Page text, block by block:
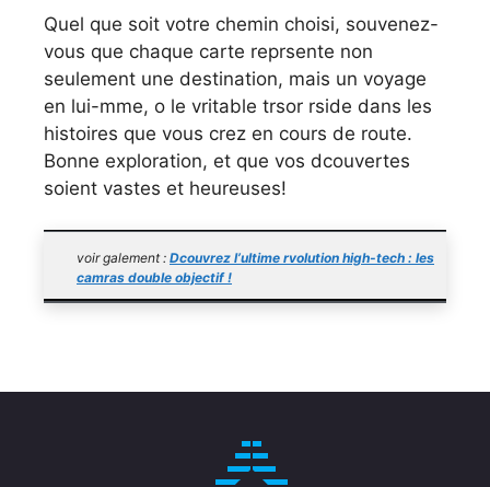
Quel que soit votre chemin choisi, souvenez-
vous que chaque carte reprsente non
seulement une destination, mais un voyage
en lui-mme, o le vritable trsor rside dans les
histoires que vous crez en cours de route.
Bonne exploration, et que vos dcouvertes
soient vastes et heureuses!
voir galement : Dcouvrez l’ultime rvolution high-tech : les
camras double objectif !